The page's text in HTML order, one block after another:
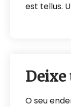
est tellus.
Deixe
O seu